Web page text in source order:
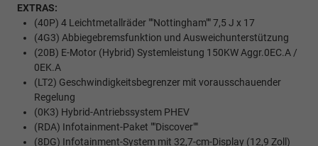
EXTRAS:
(40P) 4 Leichtmetallräder ""Nottingham"" 7,5 J x 17
(4G3) Abbiegebremsfunktion und Ausweichunterstützung
(20B) E-Motor (Hybrid) Systemleistung 150KW Aggr.0EC.A /
0EK.A
(LT2) Geschwindigkeitsbegrenzer mit vorausschauender
Regelung
(0K3) Hybrid-Antriebssystem PHEV
(RDA) Infotainment-Paket ""Discover""
(8DG) Infotainment-System mit 32,7-cm-Display (12,9 Zoll)